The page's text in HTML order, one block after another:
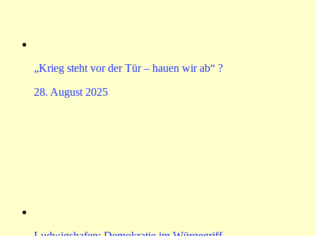
„Krieg steht vor der Tür – hauen wir ab“ ?
28. August 2025